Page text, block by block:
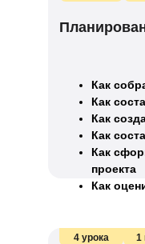
Как
Как
Как
Как
Как
проекта
Как
по
4 урока 1